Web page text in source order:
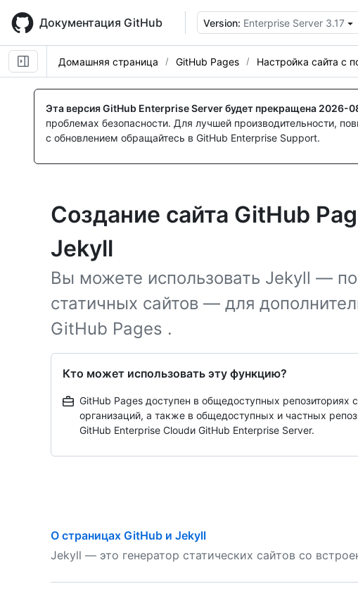
main
content
Документация GitHub Version: Enterprise Server 3.17
Домашняя страница GitHub Pages Настройка сайта с
Эта версия GitHub Enterprise Server будет прекращена 2026-
проблемах безопасности. Для лучшей производительности,
с обновлением обращайтесь в GitHub Enterprise Support.
Создание сайта GitHub
Jekyll
Вы можете использовать Jekyll —
статичных сайтов — для
GitHub Pages .
Кто может использовать эту функцию?
GitHub Pages доступен в общедоступных репозиториях
организаций, а также в общедоступных и частных
GitHub Enterprise Cloudи GitHub Enterprise Server.
О страницах GitHub и Jekyll
Jekyll — это генератор статических сайтов со